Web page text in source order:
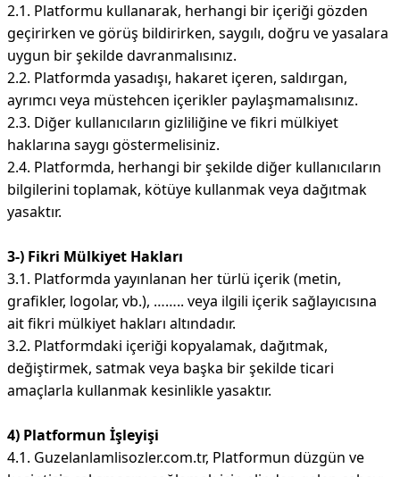
2.1. Platformu kullanarak, herhangi bir içeriği gözden
geçirirken ve görüş bildirirken, saygılı, doğru ve yasalara
uygun bir şekilde davranmalısınız.
2.2. Platformda yasadışı, hakaret içeren, saldırgan,
ayrımcı veya müstehcen içerikler paylaşmamalısınız.
2.3. Diğer kullanıcıların gizliliğine ve fikri mülkiyet
haklarına saygı göstermelisiniz.
2.4. Platformda, herhangi bir şekilde diğer kullanıcıların
bilgilerini toplamak, kötüye kullanmak veya dağıtmak
yasaktır.
3-) Fikri Mülkiyet Hakları
3.1. Platformda yayınlanan her türlü içerik (metin,
grafikler, logolar, vb.), …….. veya ilgili içerik sağlayıcısına
ait fikri mülkiyet hakları altındadır.
3.2. Platformdaki içeriği kopyalamak, dağıtmak,
değiştirmek, satmak veya başka bir şekilde ticari
amaçlarla kullanmak kesinlikle yasaktır.
4) Platformun İşleyişi
4.1. Guzelanlamlisozler.com.tr, Platformun düzgün ve